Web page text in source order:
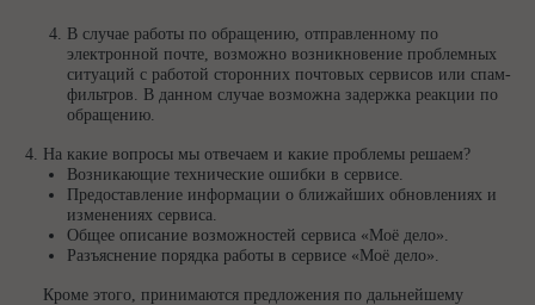
В случае работы по обращению, отправленному по
электронной почте, возможно возникновение проблемных
ситуаций с работой сторонних почтовых сервисов или спам-
фильтров. В данном случае возможна задержка реакции по
обращению.
На какие вопросы мы отвечаем и какие проблемы решаем?
Возникающие технические ошибки в сервисе.
Предоставление информации о ближайших обновлениях и
изменениях сервиса.
Общее описание возможностей сервиса «Моё дело».
Разъяснение порядка работы в сервисе «Моё дело».
Кроме этого, принимаются предложения по дальнейшему